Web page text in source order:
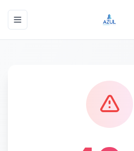
Toggle navigation menu